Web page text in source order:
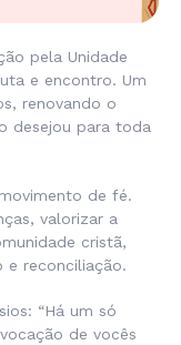
pela Unidade
e encontro. Um
renovando o
desejou para toda
de fé.
valorizar a
cristã,
e reconciliação.
“Há um só
de vocês